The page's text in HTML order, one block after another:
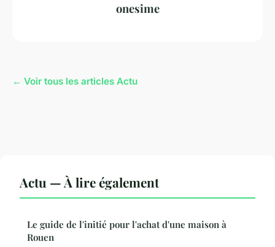
onesime
← Voir tous les articles Actu
Actu — À lire également
Le guide de l'initié pour l'achat d'une maison à
Rouen